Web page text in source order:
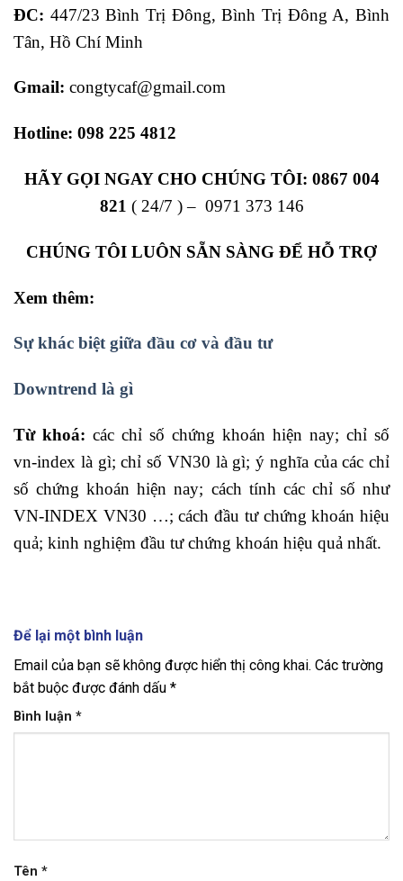
ĐC: 447/23 Bình Trị Đông, Bình Trị Đông A, Bình
Tân, Hồ Chí Minh
Gmail: congtycaf@gmail.com
Hotline: 098 225 4812
HÃY GỌI NGAY CHO CHÚNG TÔI: 0867 004
821 ( 24/7 ) – 0971 373 146
CHÚNG TÔI LUÔN SẴN SÀNG ĐỂ HỖ TRỢ
Xem thêm:
Sự khác biệt giữa đầu cơ và đầu tư
Downtrend là gì
Từ khoá: các chỉ số chứng khoán hiện nay; chỉ số
vn-index là gì; chỉ số VN30 là gì; ý nghĩa của các chỉ
số chứng khoán hiện nay; cách tính các chỉ số như
VN-INDEX VN30 …; cách đầu tư chứng khoán hiệu
quả; kinh nghiệm đầu tư chứng khoán hiệu quả nhất.
Để lại một bình luận
Email của bạn sẽ không được hiển thị công khai. Các trường
bắt buộc được đánh dấu *
Bình luận *
Tên *